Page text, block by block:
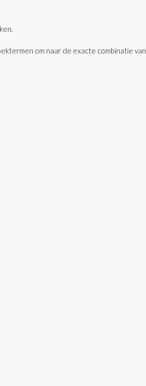
om naar de exacte combinatie van